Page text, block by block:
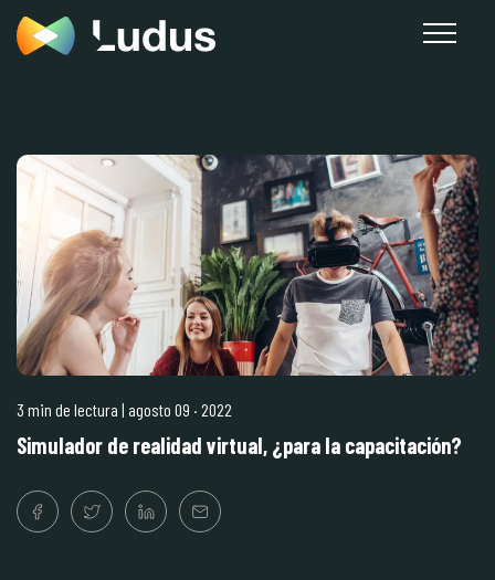
3 min de lectura | agosto 09 · 2022
Simulador de realidad virtual, ¿para la capacitación?